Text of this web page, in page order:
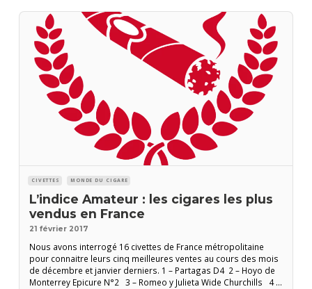
CIVETTES MONDE DU CIGARE
L’indice Amateur : les cigares les plus
vendus en France
21 février 2017
Nous avons interrogé 16 civettes de France métropolitaine
pour connaitre leurs cinq meilleures ventes au cours des mois
de décembre et janvier derniers. 1 – Partagas D4 2 – Hoyo de
Monterrey Epicure N°2 3 – Romeo y Julieta Wide Churchills 4 –